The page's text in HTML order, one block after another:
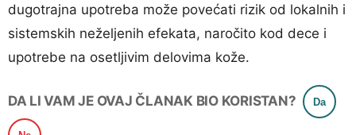
dugotrajna upotreba može povećati rizik od lokalnih i
sistemskih neželjenih efekata, naročito kod dece i
upotrebe na osetljivim delovima kože.
DA LI VAM JE OVAJ ČLANAK BIO KORISTAN? Da